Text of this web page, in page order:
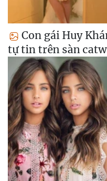
Con gái Huy
tự tin trên sàn